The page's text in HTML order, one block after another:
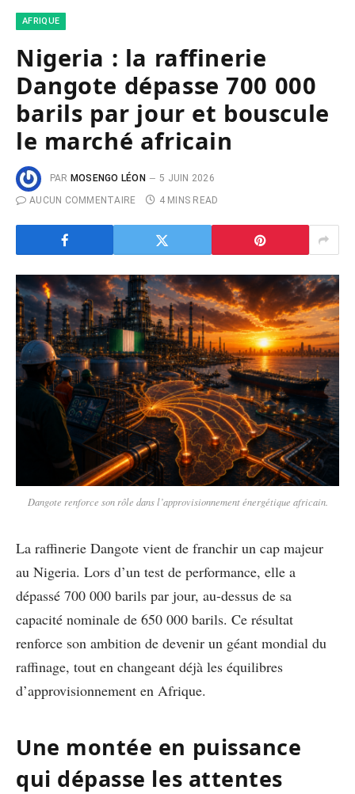
AFRIQUE
Nigeria : la raffinerie
Dangote dépasse 700 000
barils par jour et bouscule
le marché africain
PAR MOSENGO LÉON
5 JUIN 2026
AUCUN COMMENTAIRE
4 MINS READ
Dangote renforce son rôle dans l’approvisionnement énergétique africain.
La raffinerie Dangote vient de franchir un cap majeur
au Nigeria. Lors d’un test de performance, elle a
dépassé 700 000 barils par jour, au-dessus de sa
capacité nominale de 650 000 barils. Ce résultat
renforce son ambition de devenir un géant mondial du
raffinage, tout en changeant déjà les équilibres
d’approvisionnement en Afrique.
Une montée en puissance
qui dépasse les attentes